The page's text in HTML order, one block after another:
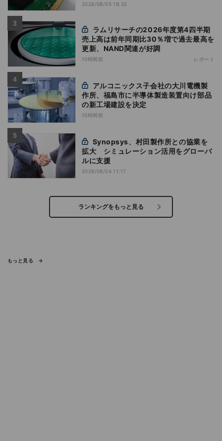
2026/08/05 18:32
売上高は前年同期比30％増で過去最高を
更新、NAND関連が好調
10時間前 レポート
作所、福島市に半導体製造装置向け部品
の新工場建設を決定
15時間前
拡大 シミュレーション活用をグローバ
ルに支援
2026/08/04 11:17
ランキングをもっと見る
もっと見る